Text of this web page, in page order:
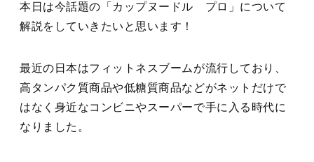
本日は今話題の「カップヌードル プロ」について
解説をしていきたいと思います！
最近の日本はフィットネスブームが流行しており、
高タンパク質商品や低糖質商品などがネットだけで
はなく身近なコンビニやスーパーで手に入る時代に
なりました。